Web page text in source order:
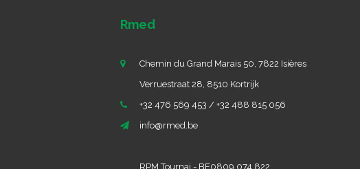
Rmed
Chemin du Grand Marais 50, 7822 Isières
Verruestraat 28, 8510 Kortrijk
+32 476 569 453 / +32 488 815 056
info@rmed.be
RPM Tournai - BE0809 074 822